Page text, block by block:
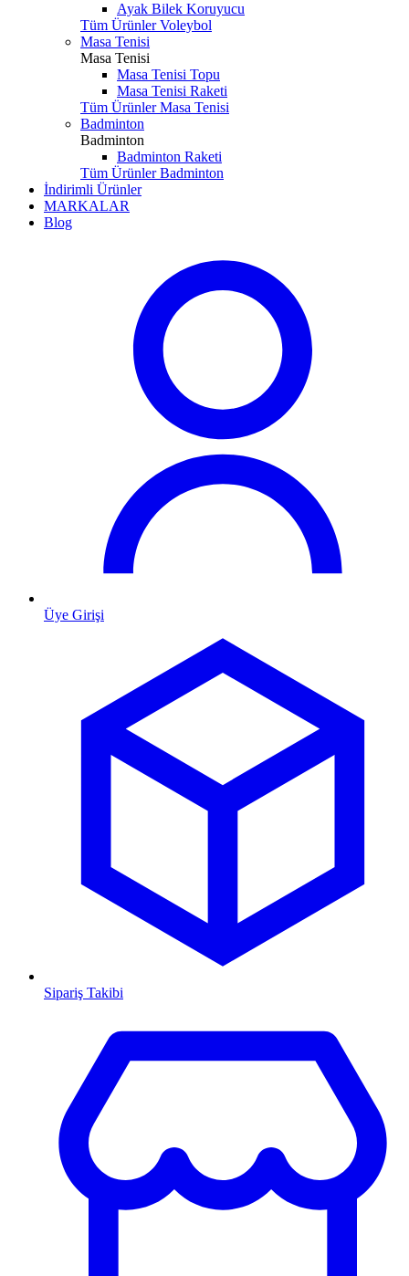
Ayak Bilek Koruyucu
Tüm Ürünler Voleybol
Masa Tenisi
Masa Tenisi
Masa Tenisi Topu
Masa Tenisi Raketi
Tüm Ürünler Masa Tenisi
Badminton
Badminton
Badminton Raketi
Tüm Ürünler Badminton
İndirimli Ürünler
MARKALAR
Blog
Üye Girişi
Sipariş Takibi